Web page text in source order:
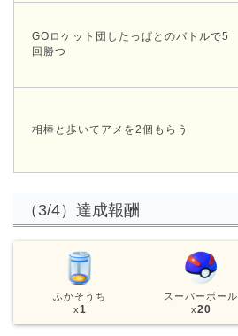
GOロケット団したっぱとのバトルで5
回勝つ
相棒と歩いてアメを2個もらう
（3/4）達成報酬
ふかそうち
x1
スーパーボール
x20